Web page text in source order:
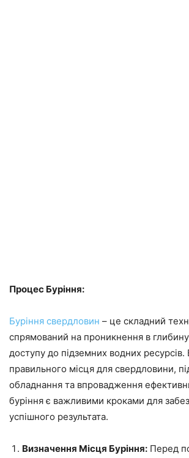
Процес Буріння:
Буріння свердловин – це складний
спрямований на проникнення в
доступу до підземних водних ресурсів.
правильного місця для свердловини,
обладнання та впровадження
буріння є важливими кроками для
успішного результата.
Визначення Місця Буріння: Перед